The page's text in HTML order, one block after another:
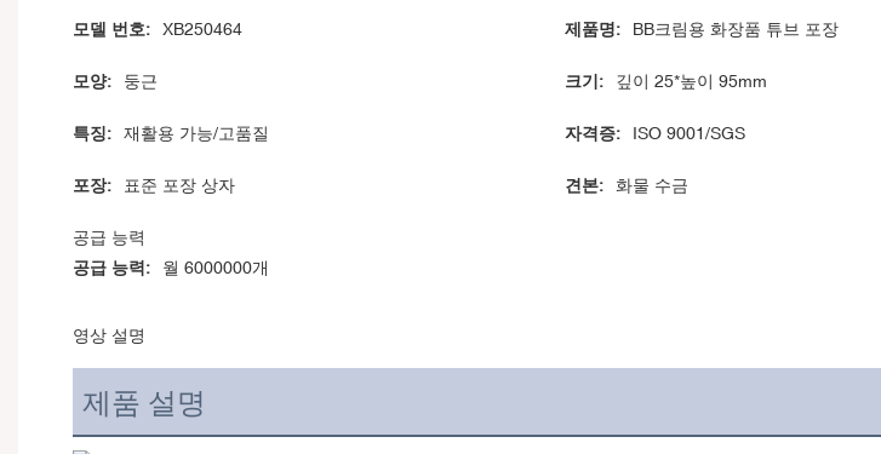
모델 번호: XB250464 제품명: BB크림용 화장품 튜브 포장
모양: 둥근 크기: 깊이 25*높이 95mm
특징: 재활용 가능/고품질 자격증: ISO 9001/SGS
포장: 표준 포장 상자 견본: 화물 수금
공급 능력
공급 능력:
월 6000000개
영상 설명
제품 설명